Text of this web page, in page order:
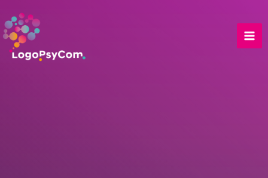
to
content